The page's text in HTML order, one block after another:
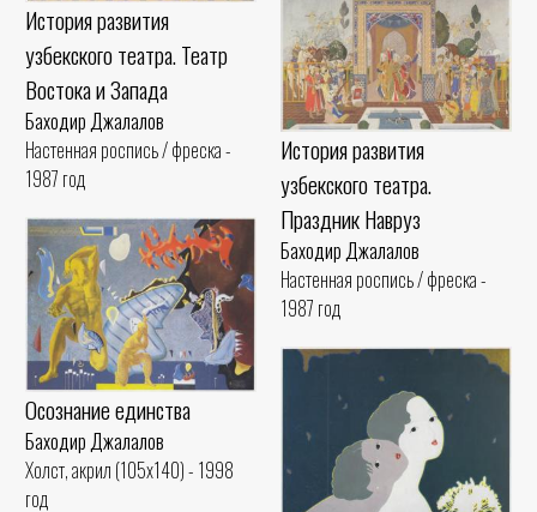
История развития
узбекского театра. Театр
Востока и Запада
Баходир Джалалов
Настенная роспись / фреска -
1987 год
История развития
узбекского театра.
Праздник Навруз
Баходир Джалалов
Настенная роспись / фреска -
1987 год
Осознание единства
Баходир Джалалов
Холст, акрил (105x140) - 1998
год